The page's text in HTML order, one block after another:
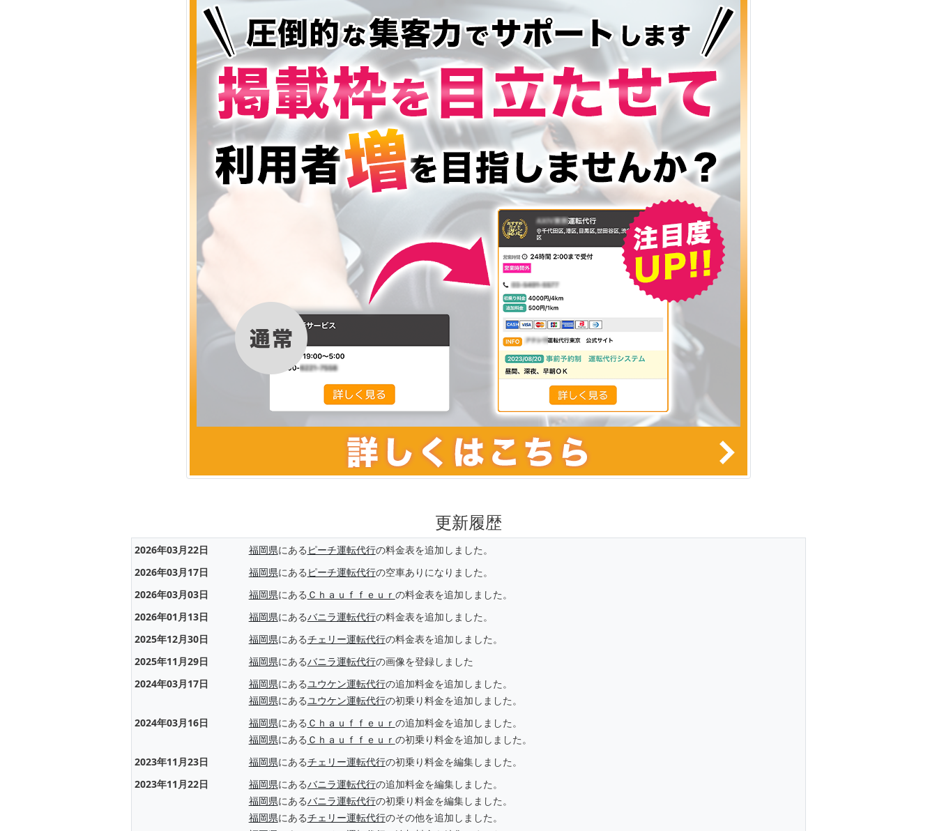
更新履歴
2026年03月22日 福岡県にある ピーチ運転代行の料金表を追加しました。
2026年03月17日
福岡県にある ピーチ運転代行の空車ありになりました。
2026年03月03日
福岡県にある Ｃｈａｕｆｆｅｕｒ の料金表を追加しました。
2026年01月13日
福岡県にあるバニラ運転代行の料金表を追加しました。
2025年12月30日
福岡県にあるチェリー運転代行の料金表を追加しました。
2025年11月29日
福岡県にあるバニラ運転代行の画像を登録しました
2024年03月17日
福岡県にあるユウケン運転代行の追加料金を追加しました。
福岡県にあるユウケン運転代行の初乗り料金を追加しました。
2024年03月16日
福岡県にある Ｃｈａｕｆｆｅｕｒ の追加料金を追加しました。
福岡県にある Ｃｈａｕｆｆｅｕｒ の初乗り料金を追加しました。
2023年11月23日
福岡県にあるチェリー運転代行の初乗り料金を編集しました。
2023年11月22日
福岡県にあるバニラ運転代行の追加料金を編集しました。
福岡県にあるバニラ運転代行の初乗り料金を編集しました。
福岡県にあるチェリー運転代行のその他を追加しました。